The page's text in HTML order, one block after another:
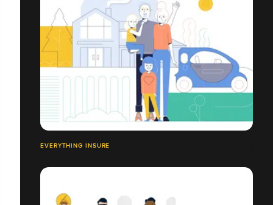
EVERYTHING INSURE